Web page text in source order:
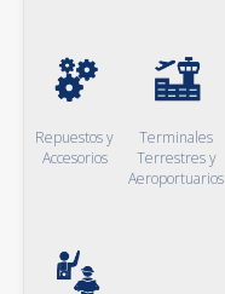
Repuestos y
Accesorios
Terminales
Terrestres y
Aeroportuarios